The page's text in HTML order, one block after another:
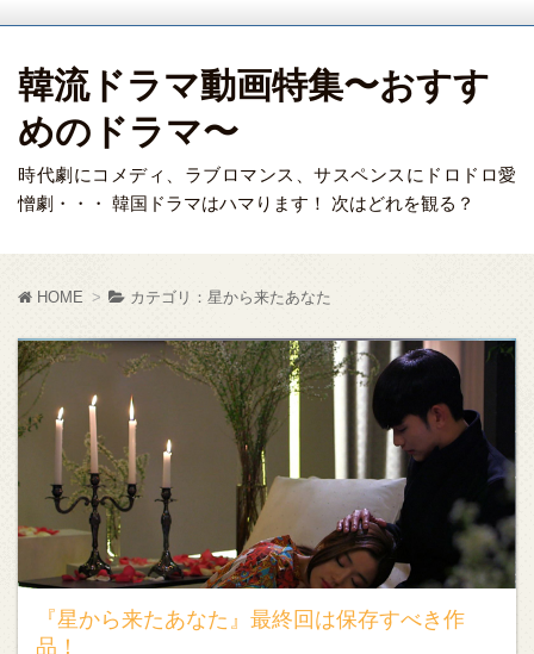
韓流ドラマ動画特集〜おすす
めのドラマ〜
時代劇にコメディ、ラブロマンス、サスペンスにドロドロ愛
憎劇・・・ 韓国ドラマはハマります！ 次はどれを観る？
HOME カテゴリ：星から来たあなた
『星から来たあなた』最終回は保存すべき作
品！